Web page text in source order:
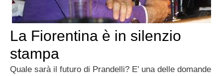
La Fiorentina è in silenzio
stampa
Quale sarà il futuro di Prandelli? E’ una delle domande